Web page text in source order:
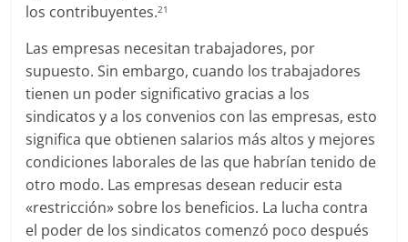
los contribuyentes.21
Las empresas necesitan trabajadores, por
supuesto. Sin embargo, cuando los trabajadores
tienen un poder significativo gracias a los
sindicatos y a los convenios con las empresas, esto
significa que obtienen salarios más altos y mejores
condiciones laborales de las que habrían tenido de
otro modo. Las empresas desean reducir esta
«restricción» sobre los beneficios. La lucha contra
el poder de los sindicatos comenzó poco después